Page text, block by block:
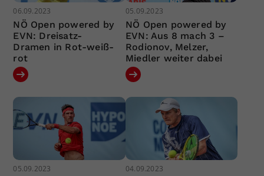
06.09.2023
NÖ Open powered by
EVN: Dreisatz-
Dramen in Rot-weiß-
rot
05.09.2023
NÖ Open powered by
EVN: Aus 8 mach 3 –
Rodionov, Melzer,
Miedler weiter dabei
05.09.2023 04.09.2023